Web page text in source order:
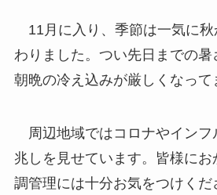
11月に入り、季節は一気に秋
わりました。つい先日までの暑
朝晩の冷え込みが厳しくなって
周辺地域ではコロナやインフ
兆しを見せています。皆様に
調管理には十分お気をつけくだ